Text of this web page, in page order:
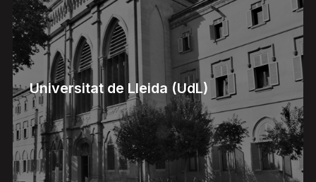
Universitat de Lleida (UdL)